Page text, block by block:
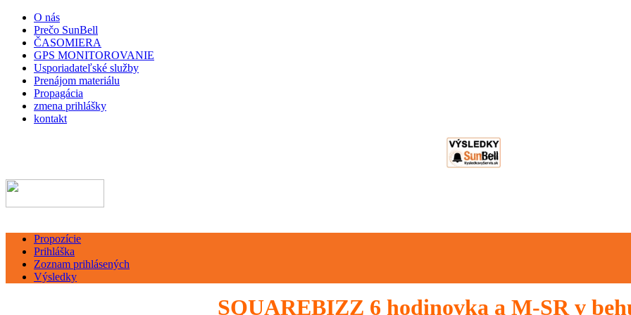
O nás
Prečo SunBell
ČASOMIERA
GPS MONITOROVANIE
Usporiadateľské služby
Prenájom materiálu
Propagácia
zmena prihlášky
kontakt
Propozície
Prihláška
Zoznam prihlásených
Výsledky
SQUAREBIZZ 6 hodinovka a M-SR v